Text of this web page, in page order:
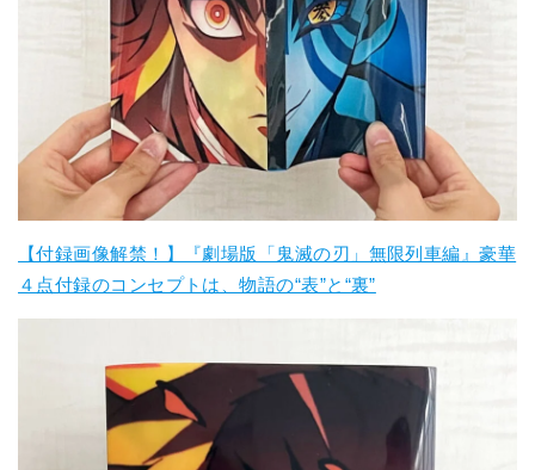
【付録画像解禁！】『劇場版「鬼滅の刃」無限列車編』豪華
４点付録のコンセプトは、物語の“表”と“裏”